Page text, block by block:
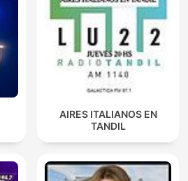
AIRES ITALIANOS EN
TANDIL